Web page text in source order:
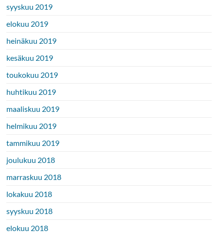
syyskuu 2019
elokuu 2019
heinäkuu 2019
kesäkuu 2019
toukokuu 2019
huhtikuu 2019
maaliskuu 2019
helmikuu 2019
tammikuu 2019
joulukuu 2018
marraskuu 2018
lokakuu 2018
syyskuu 2018
elokuu 2018